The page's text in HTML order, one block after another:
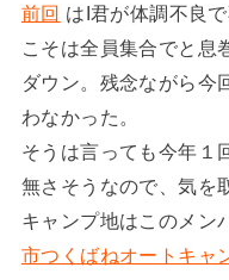
前回 はI君が体調不良
こそは全員集合でと息
ダウン。残念ながら今
わなかった。
そうは言っても今年１
無さそうなので、気を
キャンプ地はこのメン
市つくばねオートキャ